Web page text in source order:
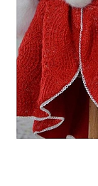
Cercei din aur
Cercei de aur
Cercei din aur
Cercei din aur alb
Cercei aur cu